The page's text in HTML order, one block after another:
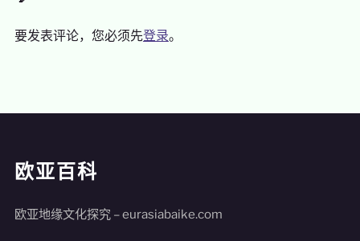
要发表评论，您必须先登录。
欧亚百科
欧亚地缘文化探究 – eurasiabaike.com